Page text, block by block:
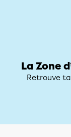
La Zone
Retrouve